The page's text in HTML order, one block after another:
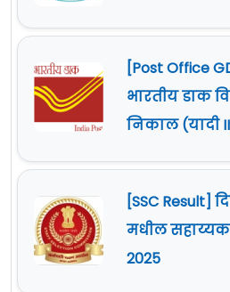
[Post Office
भारतीय डाक
निकाल (यादी
[SSC Result]
मधील सहाय्यक
2025